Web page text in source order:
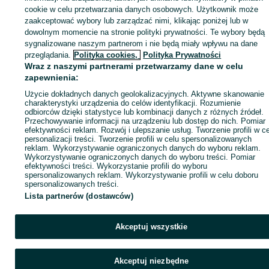
sprzedającym
Zaloguj się / Załóż konto
Zadzwoń / SMS
cookie w celu przetwarzania danych osobowych. Użytkownik może
zaakceptować wybory lub zarządzać nimi, klikając poniżej lub w
dowolnym momencie na stronie polityki prywatności. Te wybory będą
sygnalizowane naszym partnerom i nie będą miały wpływu na dane
przeglądania. Polityka cookies, Polityka Prywatności
Wraz z naszymi partnerami przetwarzamy dane w celu
zapewnienia:
Użycie dokładnych danych geolokalizacyjnych. Aktywne skanowanie
charakterystyki urządzenia do celów identyfikacji. Rozumienie
odbiorców dzięki statystyce lub kombinacji danych z różnych źródeł.
Przechowywanie informacji na urządzeniu lub dostęp do nich. Pomiar
efektywności reklam. Rozwój i ulepszanie usług. Tworzenie profili w
personalizacji treści. Tworzenie profili w celu spersonalizowanych
reklam. Wykorzystywanie ograniczonych danych do wyboru reklam.
Wykorzystywanie ograniczonych danych do wyboru treści. Pomiar
efektywności treści. Wykorzystanie profili do wyboru
spersonalizowanych reklam. Wykorzystywanie profili w celu doboru
spersonalizowanych treści.
Lista partnerów (dostawców)
Akceptuj wszystkie
Akceptuj niezbędne